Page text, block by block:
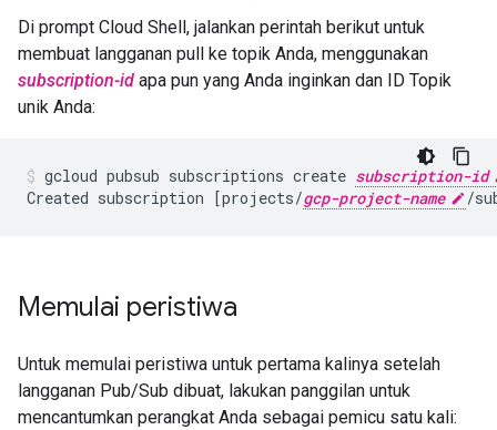
Di prompt Cloud Shell, jalankan perintah berikut untuk
membuat langganan pull ke topik Anda, menggunakan
subscription-id apa pun yang Anda inginkan dan ID Topik
unik Anda:
gcloud pubsub subscriptions create subscription-id
Created subscription [projects/gcp-project-name /
Memulai peristiwa
Untuk memulai peristiwa untuk pertama kalinya setelah
langganan Pub/Sub dibuat, lakukan panggilan untuk
mencantumkan perangkat Anda sebagai pemicu satu kali: